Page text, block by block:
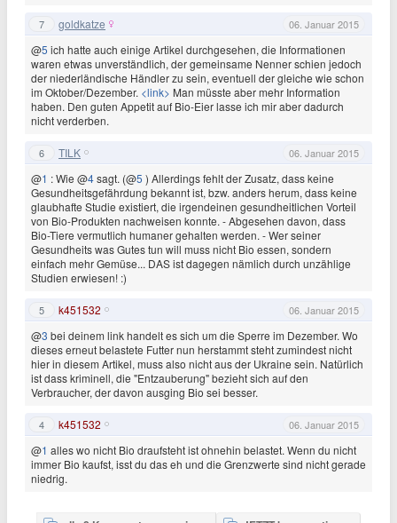
7 goldkatze 06. Januar 2015
@5 ich hatte auch einige Artikel durchgesehen, die Informationen
waren etwas unverständlich, der gemeinsame Nenner schien jedoch
der niederländische Händler zu sein, eventuell der gleiche wie schon
im Oktober/Dezember. <link> Man müsste aber mehr Information
haben. Den guten Appetit auf Bio-Eier lasse ich mir aber dadurch
nicht verderben.
6 TILK 06. Januar 2015
@1 : Wie @4sagt. (@5 ) Allerdings fehlt der Zusatz, dass keine
Gesundheitsgefährdung bekannt ist, bzw. anders herum, dass keine
glaubhafte Studie existiert, die irgendeinen gesundheitlichen Vorteil
von Bio-Produkten nachweisen konnte. - Abgesehen davon, dass
Bio-Tiere vermutlich humaner gehalten werden. - Wer seiner
Gesundheits was Gutes tun will muss nicht Bio essen, sondern
einfach mehr Gemüse... DAS ist dagegen nämlich durch unzählige
Studien erwiesen! :)
5 k451532 06. Januar 2015
@3 bei deinem link handelt es sich um die Sperre im Dezember. Wo
dieses erneut belastete Futter nun herstammt steht zumindest nicht
hier in diesem Artikel, muss also nicht aus der Ukraine sein. Natürlich
ist dass kriminell, die "Entzauberung" bezieht sich auf den
Verbraucher, der davon ausging Bio sei besser.
4 k451532 06. Januar 2015
@1 alles wo nicht Bio draufsteht ist ohnehin belastet. Wenn du nicht
immer Bio kaufst, isst du das eh und die Grenzwerte sind nicht gerade
niedrig.